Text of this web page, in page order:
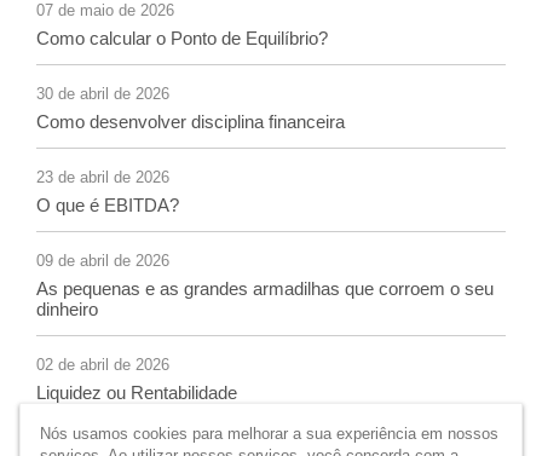
07 de maio de 2026
Como calcular o Ponto de Equilíbrio?
30 de abril de 2026
Como desenvolver disciplina financeira
23 de abril de 2026
O que é EBITDA?
09 de abril de 2026
As pequenas e as grandes armadilhas que corroem o seu
dinheiro
02 de abril de 2026
Liquidez ou Rentabilidade
Nós usamos cookies para melhorar a sua experiência em nossos